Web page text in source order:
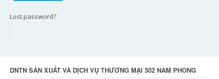
Lost password?
DNTN SẢN XUẤT VÀ DỊCH VỤ THƯƠNG MẠI 502 NAM PHONG